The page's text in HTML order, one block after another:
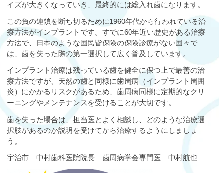
イズが大きくなっていき、最終的には総入れ歯になります。
この負の連鎖を断ち切るために1960年代から行われている治
療方法がインプラントです。すでに60年近い歴史がある治療
方法で、日本のような国民皆保険の保険診療がない国々で
は、歯を失った際の第一選択して広く普及しています。
インプラント治療は残っている歯を健全に保つ上で最善の治
療方法ですが、天然の歯と同様に歯周病（インプラント周囲
炎）にかかるリスクがあるため、歯周病同様に定期的なクリ
ーニングやメンテナンスを受けることが大切です。
歯を失った場合は、担当医とよく相談し、どのような治療選
択肢があるのか説明を受けてから治療するようにしましょ
う。
宇治市 中村歯科医院院長 歯周病学会専門医 中村航也